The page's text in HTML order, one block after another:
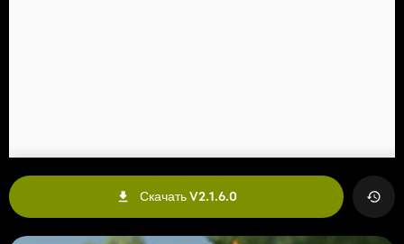
Скачать V2.1.6.0